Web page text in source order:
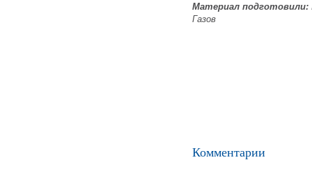
Материал подготовили:
Газов
Комментарии